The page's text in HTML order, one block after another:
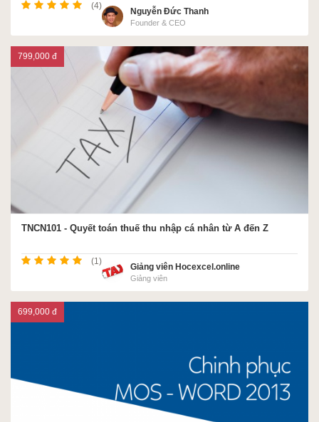
(4)
Nguyễn Đức Thanh
Founder & CEO
TNCN101 - Quyết toán thuế thu nhập cá nhân từ A đến Z
(1)
Giảng viên Hocexcel.online
Giảng viên
799,000 đ
699,000 đ